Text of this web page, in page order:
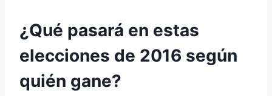
¿Qué pasará en estas
elecciones de 2016 según
quién gane?